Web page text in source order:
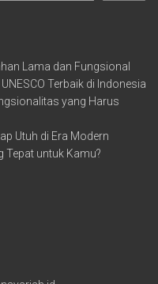
Lama dan Fungsional
Terbaik di Indonesia
yang Harus
Utuh di Era Modern
Tepat untuk Kamu?